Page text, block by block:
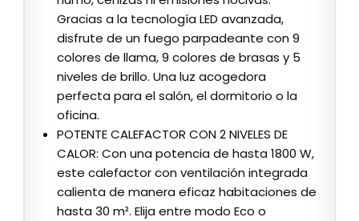
Gracias a la tecnología LED avanzada,
disfrute de un fuego parpadeante con 9
colores de llama, 9 colores de brasas y 5
niveles de brillo. Una luz acogedora
perfecta para el salón, el dormitorio o la
oficina.
POTENTE CALEFACTOR CON 2 NIVELES DE
CALOR: Con una potencia de hasta 1800 W,
este calefactor con ventilación integrada
calienta de manera eficaz habitaciones de
hasta 30 m². Elija entre modo Eco o